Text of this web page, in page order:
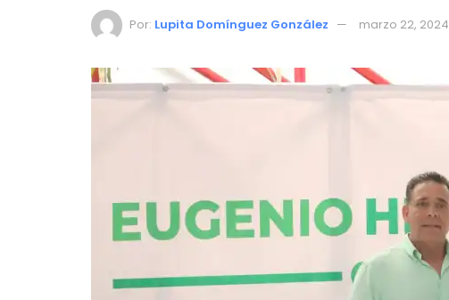
Por: Lupita Domínguez González marzo 22, 2024